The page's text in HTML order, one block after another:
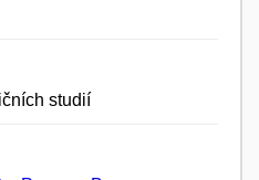
studií